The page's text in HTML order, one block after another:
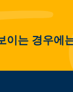
이는 경우에